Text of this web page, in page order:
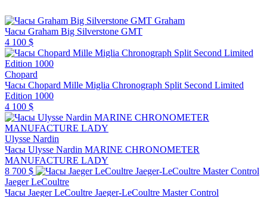
Graham
Часы Graham Big Silverstone GMT
4 100 $
Chopard
Часы Chopard Mille Miglia Chronograph Split Second Limited
Edition 1000
4 100 $
Ulysse Nardin
Часы Ulysse Nardin MARINE CHRONOMETER
MANUFACTURE LADY
8 700 $
Jaeger LeCoultre
Часы Jaeger LeCoultre Jaeger-LeCoultre Master Control